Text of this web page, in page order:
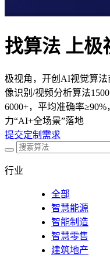
找算法 上极
极视角，开创AI视觉算
像识别/视频分析算法
6000+，平均准确率
力“AI+全场景”落地
提交定制需求
行业
全部
智慧能源
智能制造
智慧零售
建筑地产